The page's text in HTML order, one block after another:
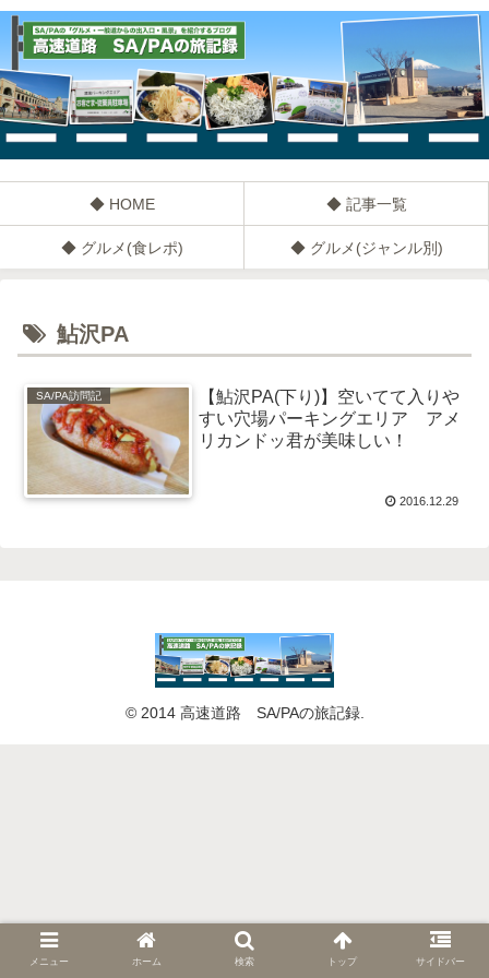
◆ HOME ◆ 記事一覧
◆ グルメ(食レポ) ◆ グルメ(ジャンル別)
鮎沢PA
SA/PA訪問記
【鮎沢PA(下り)】空いてて入りや
すい穴場パーキングエリア アメ
リカンドッ君が美味しい！
2016.12.29
© 2014 高速道路 SA/PAの旅記録.
メニュー ホーム 検索 トップ サイドバー